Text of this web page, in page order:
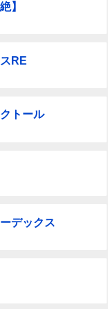
】
RE
トール
デックス